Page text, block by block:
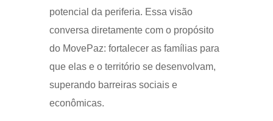
potencial da periferia. Essa visão
conversa diretamente com o propósito
do MovePaz: fortalecer as famílias para
que elas e o território se desenvolvam,
superando barreiras sociais e
econômicas.